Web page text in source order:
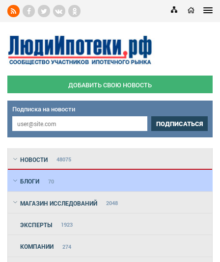
ДОБАВИТЬ СВОЮ НОВОСТЬ
Подписка на новости
ПОДПИСАТЬСЯ
НОВОСТИ 48075
БЛОГИ 70
МАГАЗИН ИССЛЕДОВАНИЙ 2048
ЭКСПЕРТЫ 1923
КОМПАНИИ 274